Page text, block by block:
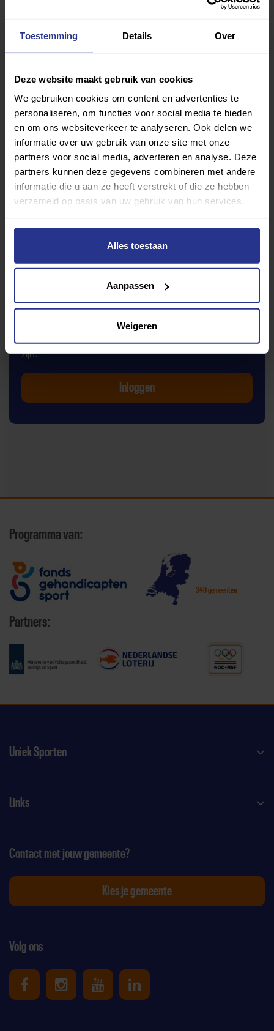
Toestemming Details Over
Deze website maakt gebruik van cookies
We gebruiken cookies om content en advertenties te
personaliseren, om functies voor social media te bieden
en om ons websiteverkeer te analyseren. Ook delen we
informatie over uw gebruik van onze site met onze
partners voor social media, adverteren en analyse. Deze
partners kunnen deze gegevens combineren met andere
informatie die u aan ze heeft verstrekt of die ze hebben
verzameld op basis van uw gebruik van hun services.
Alles toestaan
Aanpassen
Weigeren
Alle beoordelingen
Bereiken: kan ik er komen?
Toegang: kan ik er in?
Betreden: kan ik me verplaatsen en de weg vinden?
Uitgang: kan ik er uit?
Gebruiken: kan ik er sporten?
zijn.
Inloggen
Programma van:
340 gemeenten
Partners:
Uniek Sporten
Links
Volg ons
Uniek Sporten op Facebook
Uniek Sporten op Instagram
Uniek Sporten op Youtube
Uniek Sporten op
Contact met jouw gemeente?
Kies je gemeente